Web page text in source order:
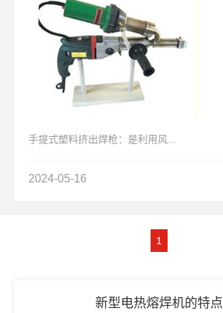
手提式塑料挤出焊枪：是利用风...
2024-05-16
1
新型电热熔焊机的特点